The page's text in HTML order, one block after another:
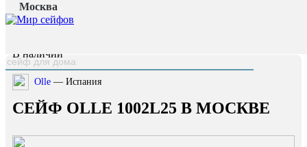
Москва
Главная страница
Каталог /
В наличии
Olle — Испания
СЕЙФ OLLE 1002L25 В МОСКВЕ